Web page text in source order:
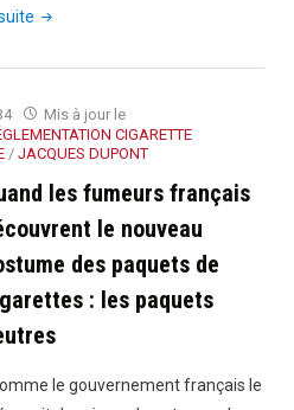
"E-
:
leur
vapeur
ne
tue
pas
du
poumon"
Mis à jour le
CIGARETTE
/ JACQUES DUPONT
les fumeurs français
le nouveau
des paquets de
: les paquets
le gouvernement français le